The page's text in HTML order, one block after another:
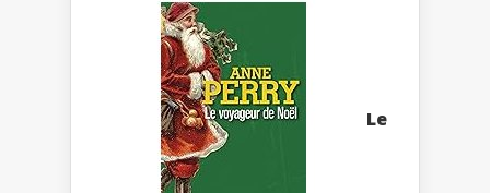
Le